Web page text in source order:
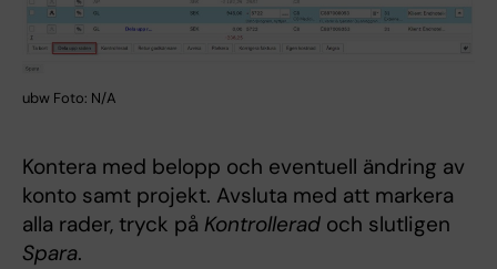
ubw Foto: N/A
Kontera med belopp och eventuell ändring av
konto samt projekt. Avsluta med att markera
alla rader, tryck på Kontrollerad och slutligen
Spara.